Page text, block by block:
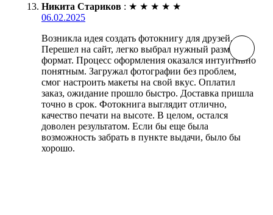
Никита Стариков : ★ ★ ★ ★ ★
06.02.2025
Возникла идея создать фотокнигу для друзей.
Перешел на сайт, легко выбрал нужный размер и
формат. Процесс оформления оказался интуитивно
понятным. Загружал фотографии без проблем,
смог настроить макеты на свой вкус. Оплатил
заказ, ожидание прошло быстро. Доставка пришла
точно в срок. Фотокнига выглядит отлично,
качество печати на высоте. В целом, остался
доволен результатом. Если бы еще была
возможность забрать в пункте выдачи, было бы
хорошо.